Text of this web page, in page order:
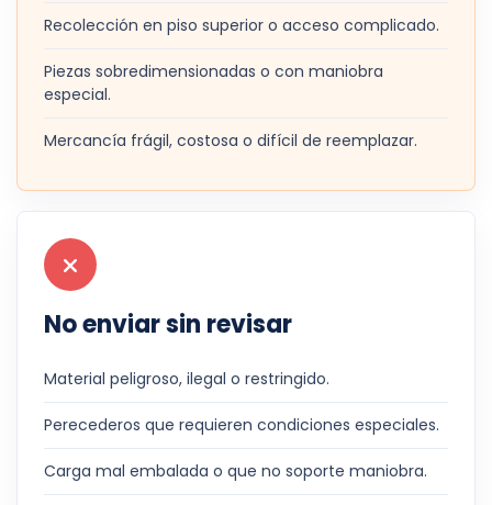
Recolección en piso superior o acceso complicado.
Piezas sobredimensionadas o con maniobra
especial.
Mercancía frágil, costosa o difícil de reemplazar.
No enviar sin revisar
Material peligroso, ilegal o restringido.
Perecederos que requieren condiciones especiales.
Carga mal embalada o que no soporte maniobra.